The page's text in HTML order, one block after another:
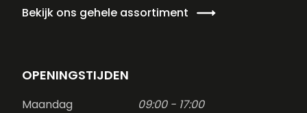
Bekijk ons gehele assortiment
OPENINGSTIJDEN
Maandag 09:00 - 17:00